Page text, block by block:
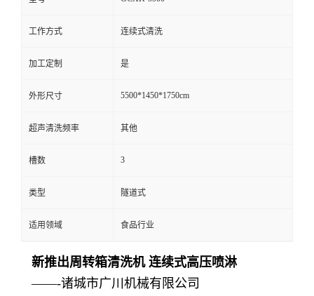
工作方式 连续式清洗
加工定制 是
外形尺寸 5500*1450*1750cm
超声清洗频率 其他
槽数 3
类型 隧道式
适用领域 食品行业
新推出周转箱清洗机 连续式高压喷淋
——-诸城市广川机械有限公司